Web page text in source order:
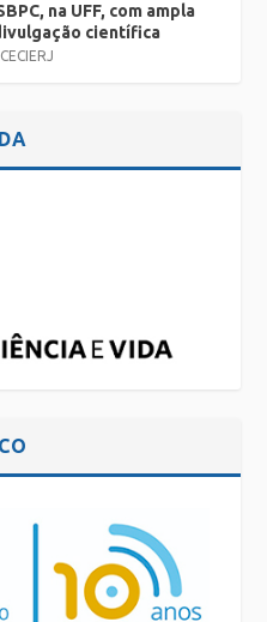
na UFF, com ampla
científica